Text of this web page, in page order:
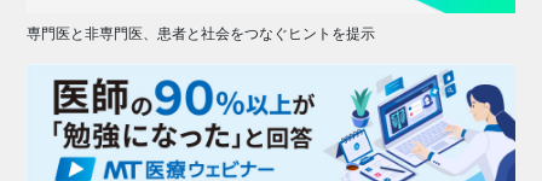
専門医と非専門医、患者と社会をつなぐヒントを提示